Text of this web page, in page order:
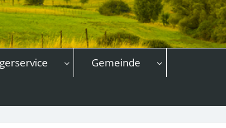
Gemeinde